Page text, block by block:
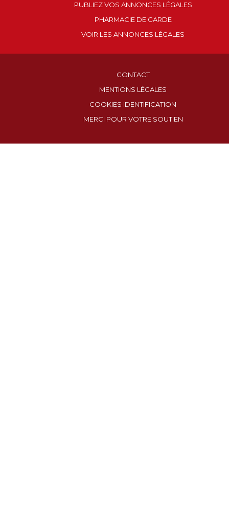
PUBLIEZ VOS ANNONCES LÉGALES
PHARMACIE DE GARDE
VOIR LES ANNONCES LÉGALES
CONTACT
MENTIONS LÉGALES
COOKIES IDENTIFICATION
MERCI POUR VOTRE SOUTIEN